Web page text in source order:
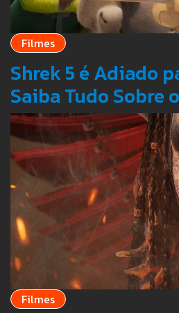
Filmes
Shrek 5 é Adiado
Saiba Tudo Sobre
Filmes